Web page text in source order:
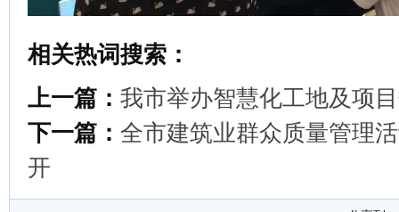
相关热词搜索：
上一篇： 我市举办智慧化工地及项
下一篇： 全市建筑业群众质量管理
开